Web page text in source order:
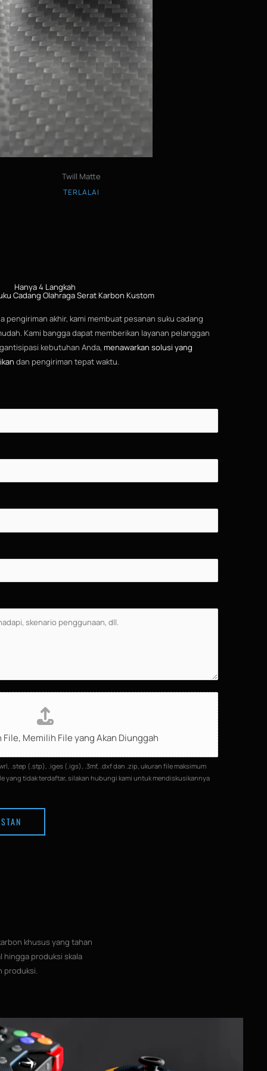
Twill Matte
TERLALAI
Hanya 4 Langkah
Cadang Olahraga Serat Karbon Kustom
pengiriman akhir, kami membuat pesanan suku cadang
Kami bangga dapat memberikan layanan pelanggan
kebutuhan Anda, menawarkan solusi yang
dan pengiriman tepat waktu.
File, Memilih File yang Akan Diunggah
.step (.stp), .iges (.igs), .3mf, .dxf dan .zip, ukuran file maksimum
yang tidak terdaftar, silakan hubungi kami untuk mendiskusikannya
khusus yang tahan
hingga produksi skala
produksi.